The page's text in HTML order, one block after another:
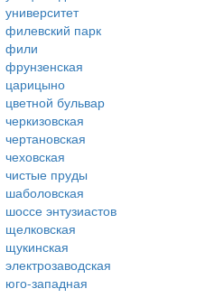
университет
филевский парк
фили
фрунзенская
царицыно
цветной бульвар
черкизовская
чертановская
чеховская
чистые пруды
шаболовская
шоссе энтузиастов
щелковская
щукинская
электрозаводская
юго-западная